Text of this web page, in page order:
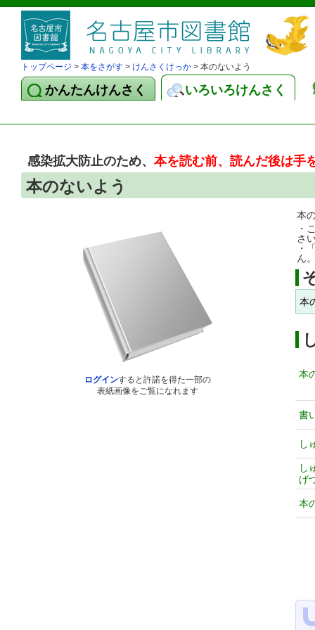
トップページ > 本をさがす > けんさくけっか > 本のないよう
かんたんけんさく いろいろけんさく
感染拡大防止のため、本を読む前、読んだ後は手
本のないよう
ログインすると許諾を得た一部の
表紙画像をご覧になれます
本
・
さ
・
ん
本
本
書
し
し
げ
本